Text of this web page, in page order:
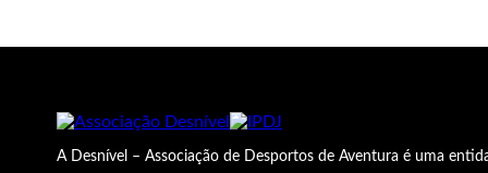
A Desnível – Associação de Desportos de Aventura é uma